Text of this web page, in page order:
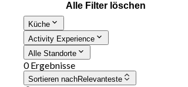
Alle Filter löschen
Küche
Activity Experience
Alle Standorte
0 Ergebnisse
Sortieren nachRelevanteste